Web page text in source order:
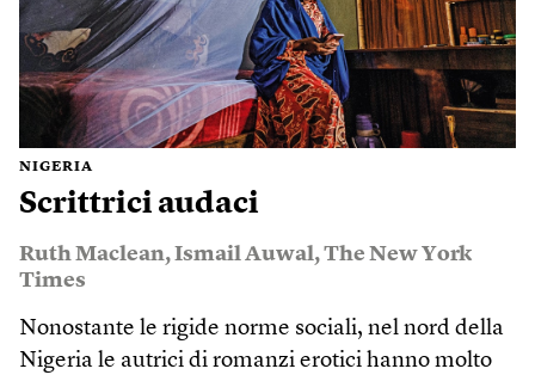
NIGERIA
Scrittrici audaci
Ruth Maclean,Ismail Auwal,The New York
Times
Nonostante le rigide norme sociali, nel nord della
Nigeria le autrici di romanzi erotici hanno molto